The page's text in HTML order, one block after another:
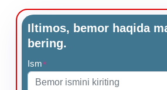
Iltimos, bemor haqida
bering.
Ism*